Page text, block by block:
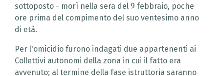
sottoposto - morì nella sera del 9 febbraio, poche
ore prima del compimento del suo ventesimo anno
di età.
Per l'omicidio furono indagati due appartenenti ai
Collettivi autonomi della zona in cui il fatto era
avvenuto; al termine della fase istruttoria saranno